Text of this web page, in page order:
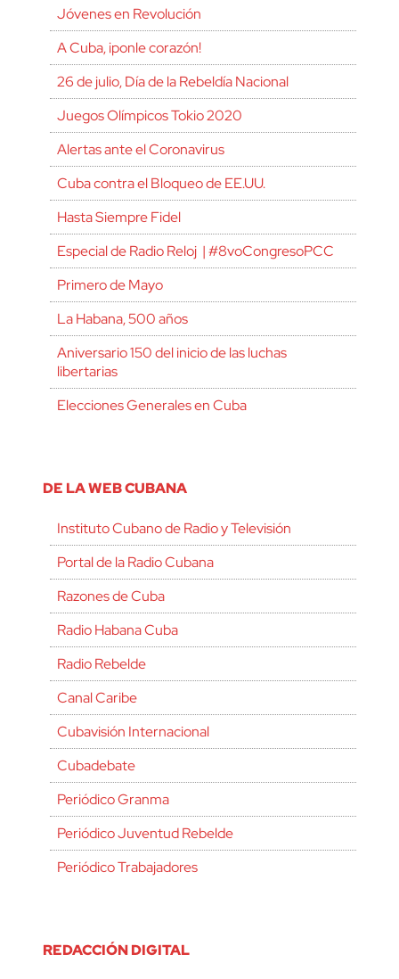
Jóvenes en Revolución
A Cuba, ¡ponle corazón!
26 de julio, Día de la Rebeldía Nacional
Juegos Olímpicos Tokio 2020
Alertas ante el Coronavirus
Cuba contra el Bloqueo de EE.UU.
Hasta Siempre Fidel
Especial de Radio Reloj | #8voCongresoPCC
Primero de Mayo
La Habana, 500 años
Aniversario 150 del inicio de las luchas
libertarias
Elecciones Generales en Cuba
DE LA WEB CUBANA
Instituto Cubano de Radio y Televisión
Portal de la Radio Cubana
Razones de Cuba
Radio Habana Cuba
Radio Rebelde
Canal Caribe
Cubavisión Internacional
Cubadebate
Periódico Granma
Periódico Juventud Rebelde
Periódico Trabajadores
REDACCIÓN DIGITAL